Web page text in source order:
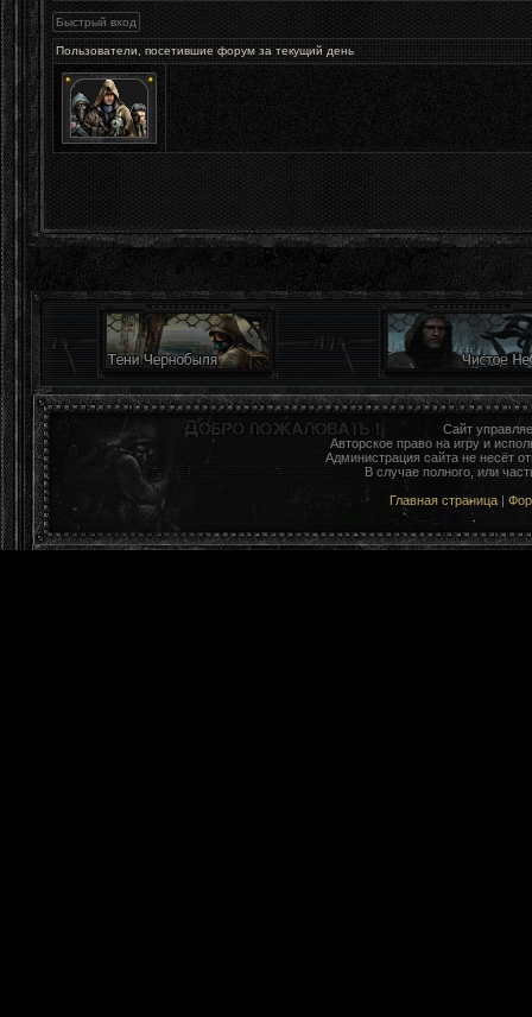
Пользователи, посетившие форум за текущий день
Сайт
Авторское право на игру и
Администрация сайта не несёт
В случае полного, или
Главная страница |